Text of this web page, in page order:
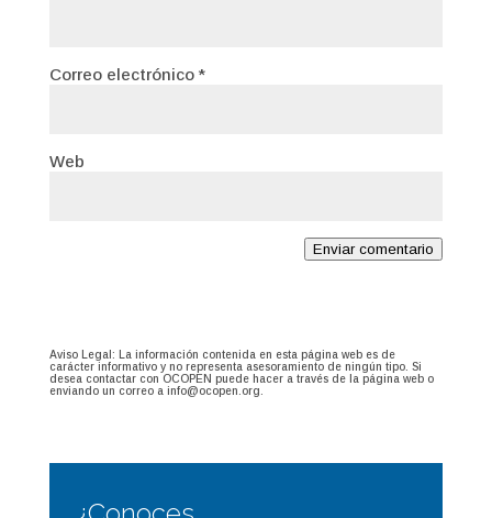
Correo electrónico *
Web
Enviar comentario
Aviso Legal: La información contenida en esta página web es de
carácter informativo y no representa asesoramiento de ningún tipo. Si
desea contactar con OCOPEN puede hacer a través de la página web o
enviando un correo a info@ocopen.org.